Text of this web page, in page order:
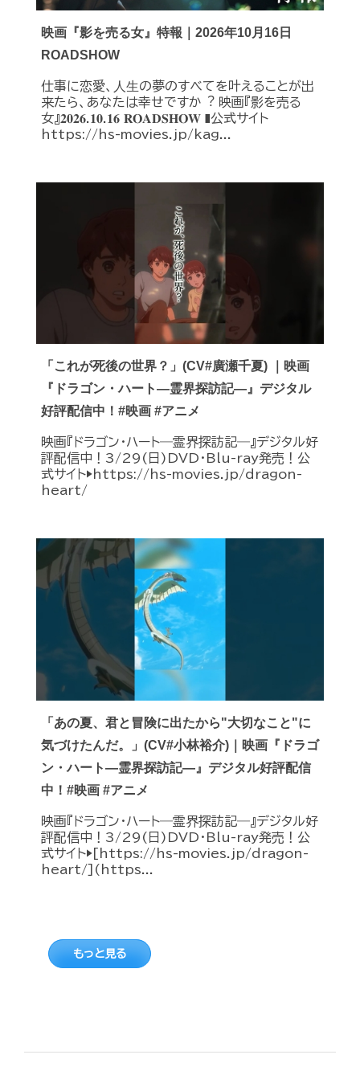
映画『影を売る女』特報｜2026年10月16日
ROADSHOW
仕事に恋愛、⼈⽣の夢のすべてを叶えることが出
来たら、あなたは幸せですか︖ 映画『影を売る
女』𝟐𝟎𝟐𝟔.𝟏𝟎.𝟏𝟔 𝐑𝐎𝐀𝐃𝐒𝐇𝐎𝐖 ❚公式サイト
https://hs-movies.jp/kag...
「これが死後の世界？」(CV#廣瀬千夏) ｜映画
『ドラゴン・ハート―霊界探訪記―』デジタル
好評配信中！#映画 #アニメ
映画『ドラゴン・ハート―霊界探訪記―』デジタル好
評配信中！3/29(日)DVD・Blu-ray発売！公
式サイト▶︎https://hs-movies.jp/dragon-
heart/
「あの夏、君と冒険に出たから"大切なこと"に
気づけたんだ。」(CV#小林裕介)｜映画『ドラゴ
ン・ハート―霊界探訪記―』デジタル好評配信
中！#映画 #アニメ
映画『ドラゴン・ハート―霊界探訪記―』デジタル好
評配信中！3/29(日)DVD・Blu-ray発売！公
式サイト▶︎[https://hs-movies.jp/dragon-
heart/](https...
もっと見る